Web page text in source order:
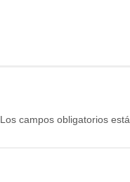
Los campos obligatorios